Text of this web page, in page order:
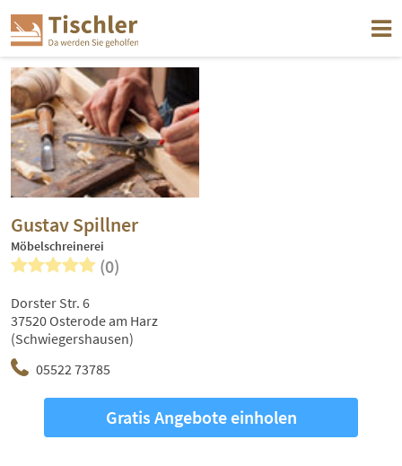
Gustav Spillner
Möbelschreinerei
(0)
05522 73785
Dorster Str. 6
37520 Osterode am Harz
(Schwiegershausen)
Gratis Angebote einholen